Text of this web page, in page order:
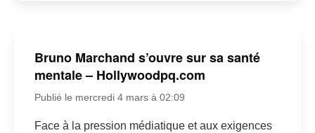
Bruno Marchand s’ouvre sur sa santé
mentale – Hollywoodpq.com
Publié le mercredi 4 mars à 02:09
Face à la pression médiatique et aux exigences